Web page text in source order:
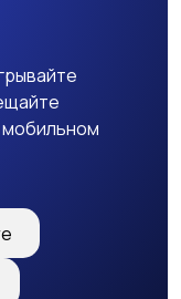
мобильном